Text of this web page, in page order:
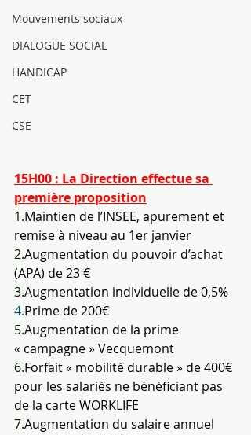
Mouvements sociaux
DIALOGUE SOCIAL
HANDICAP
CET
CSE
15H00 : La Direction effectue sa
première proposition
1.Maintien de l’INSEE, apurement et
remise à niveau au 1er janvier
2.Augmentation du pouvoir d’achat
(APA) de 23 €
3.Augmentation individuelle de 0,5%
4.Prime de 200€
5.Augmentation de la prime
« campagne » Vecquemont
6.Forfait « mobilité durable » de 400€
pour les salariés ne bénéficiant pas
de la carte WORKLIFE
7.Augmentation du salaire annuel